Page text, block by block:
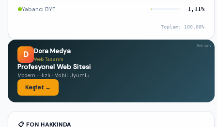
Yabancı BYF 1,11%
Toplam: 100,00%
D Dora Medya
Web Tasarım
Profesyonel Web Sitesi
Modern · Hızlı · Mobil Uyumlu
Keşfet →
Reklam
📋 FON HAKKINDA